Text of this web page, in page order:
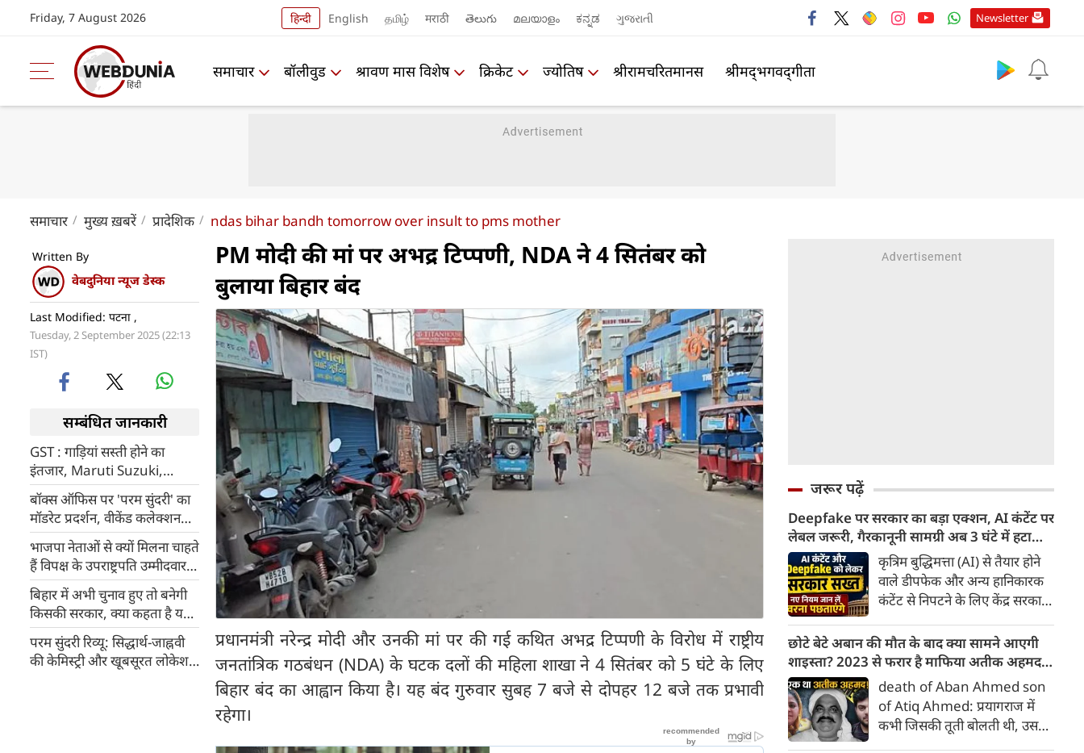
Friday, 7 August 2026 हिन्दी English தமிழ் मराठी తెలుగు മലയാളം ಕನ್ನಡ ગુજરાતી Newsletter
समाचार बॉलीवुड श्रावण मास विशेष क्रिकेट ज्योतिष श्रीरामचरितमानस श्रीमद्‍भगवद्‍गीता
समाचार मुख्य ख़बरें प्रादेशिक ndas bihar bandh tomorrow over insult to pms mother
Written By
वेबदुनिया न्यूज डेस्क
Last Modified: पटना ,
Tuesday, 2 September 2025 (22:13
IST)
सम्बंधित जानकारी
GST : गाड़ियां सस्ती होने का
इंतजार, Maruti Suzuki,
Hyundai, Mahindra और
Tata Motors की बिक्री घटी
बॉक्स ऑफिस पर 'परम सुंदरी' का
मॉडरेट प्रदर्शन, वीकेंड कलेक्शन
28.48 करोड़ रुपये
भाजपा नेताओं से क्यों मिलना चाहते
हैं विपक्ष के उपराष्ट्रपति उम्मीदवार
सुदर्शन रेड्‍डी
बिहार में अभी चुनाव हुए तो बनेगी
किसकी सरकार, क्या कहता है यह
सर्वे?
परम सुंदरी रिव्यू: सिद्धार्थ-जाह्नवी
की केमिस्ट्री और खूबसूरत लोकेशन
PM मोदी की मां पर अभद्र टिप्पणी, NDA ने 4 सितंबर को
बुलाया बिहार बंद
प्रधानमंत्री नरेन्द्र मोदी और उनकी मां पर की गई कथित अभद्र टिप्पणी के विरोध में राष्ट्रीय
जनतांत्रिक गठबंधन (NDA) के घटक दलों की महिला शाखा ने 4 सितंबर को 5 घंटे के लिए
बिहार बंद का आह्वान किया है। यह बंद गुरुवार सुबह 7 बजे से दोपहर 12 बजे तक प्रभावी
रहेगा।
जरूर पढ़ें
Deepfake पर सरकार का बड़ा एक्शन, AI कंटेंट पर
लेबल जरूरी, गैरकानूनी सामग्री अब 3 घंटे में हटानी
होगी, नए नियम जान लें वरना पछताएंगे
कृत्रिम बुद्धिमत्ता (AI) से तैयार होने
वाले डीपफेक और अन्य हानिकारक
कंटेंट से निपटने के लिए केंद्र सरकार
किया है। सरकार ने AI से तैयार कंटेंट
पर स्पष्ट लेबल और पहचान योग्य
मेटाडेटा उपलब्ध कराना अनिवार्य
किया है। साथ ही, सरकारी या
न्यायालय के आदेश के आधार पर
गैरकानूनी जानकारी हटाने की
छोटे बेटे अबान की मौत के बाद क्या सामने आएगी
शाइस्ता? 2023 से फरार है माफिया अतीक अहमद
की पत्नी
death of Aban Ahmed son
of Atiq Ahmed: प्रयागराज में
कभी जिसकी तूती बोलती थी, उस